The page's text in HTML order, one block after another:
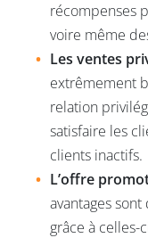
récompenses
voire même
Les ventes
extrêmement
relation
satisfaire les
clients inactifs.
L’offre
avantages
grâce à celles-